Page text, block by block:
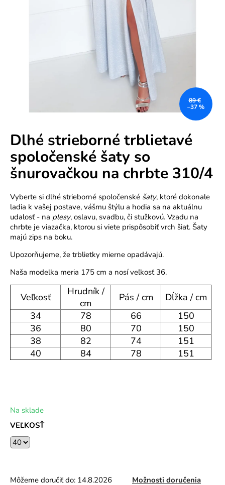
Dlhé strieborné trblietavé
spoločenské šaty so
šnurovačkou na chrbte 310/4
Vyberte si dlhé strieborné spoločenské šaty, ktoré dokonale
ladia k vašej postave, vášmu štýlu a hodia sa na aktuálnu
udalosť - na plesy, oslavu, svadbu, či stužkovú. Vzadu na
chrbte je viazačka, ktorou si viete prispôsobiť vrch šiat. Šaty
majú zips na boku.
Upozorňujeme, že trblietky mierne opadávajú.
Naša modelka meria 175 cm a nosí veľkosť 36.
Veľkosť
Hrudník /
cm
Pás / cm
Dĺžka / cm
34
78 66
150
36
80 70
150
38
82 74
151
40
84 78 151
VEĽKOSŤ
Môžeme doručiť do: 14.8.2026 Možnosti doručenia
Na sklade
89 €
–37 %
HĽADAŤ
O
d
p
o
ú
č